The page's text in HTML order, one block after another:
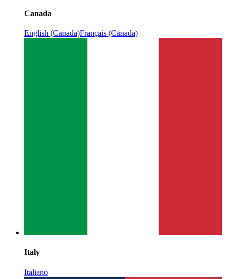
Canada
English (Canada)Français (Canada)
Italy
Italiano